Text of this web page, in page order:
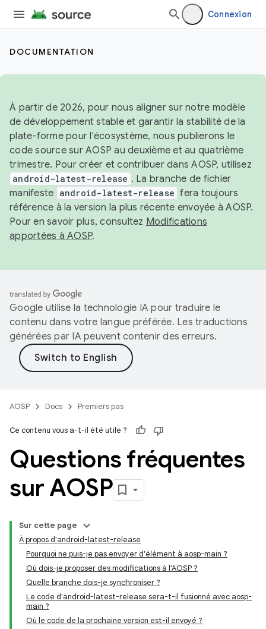
Connexion
DOCUMENTATION
À partir de 2026, pour nous aligner sur notre modèle
de développement stable et garantir la stabilité de la
plate-forme pour l'écosystème, nous publierons le
code source sur AOSP au deuxième et au quatrième
trimestre. Pour créer et contribuer dans AOSP, utilisez
android-latest-release . La branche de fichier
manifeste android-latest-release fera toujours
référence à la version la plus récente envoyée à AOSP.
Pour en savoir plus, consultez Modifications
apportées à AOSP.
Google utilise la technologie IA pour traduire le
contenu dans votre langue préférée. Les traductions
générées par IA peuvent contenir des erreurs.
AOSP Docs Premiers pas
Ce contenu vous a-t-il été utile ?
Questions fréquentes
sur AOSP
Sur cette page
À propos d'android-latest-release
Pourquoi ne puis-je pas envoyer d'élément à aosp-main ?
Où dois-je proposer des modifications à l'AOSP ?
Quelle branche dois-je synchroniser ?
Le code d'android-latest-release sera-t-il fusionné avec aosp-
main ?
Où le code de la prochaine version est-il envoyé ?